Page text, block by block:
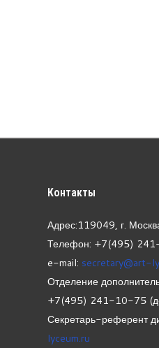
Контакты
Адрес:119049, г.
Телефон: +7(495)
e-mail: secretary@art-
Отделение
+7(495) 241-10-75
Секретарь-референт
lyceum.ru